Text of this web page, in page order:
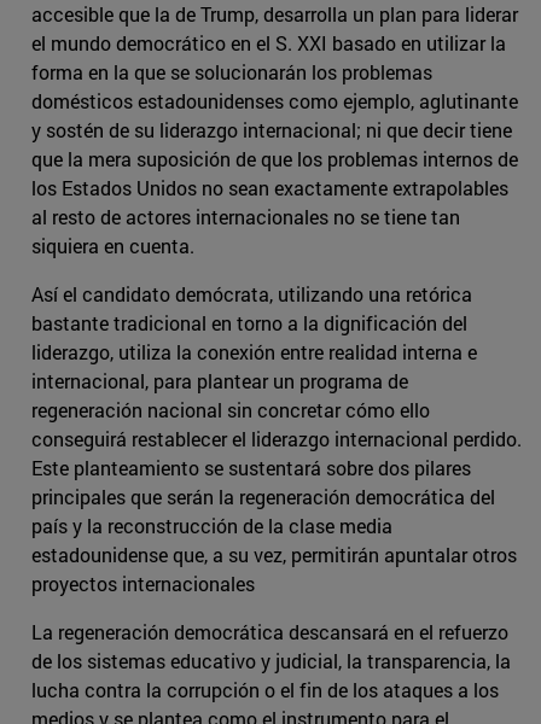
accesible que la de Trump, desarrolla un plan para liderar
el mundo democrático en el S. XXI basado en utilizar la
forma en la que se solucionarán los problemas
domésticos estadounidenses como ejemplo, aglutinante
y sostén de su liderazgo internacional; ni que decir tiene
que la mera suposición de que los problemas internos de
los Estados Unidos no sean exactamente extrapolables
al resto de actores internacionales no se tiene tan
siquiera en cuenta.
Así el candidato demócrata, utilizando una retórica
bastante tradicional en torno a la dignificación del
liderazgo, utiliza la conexión entre realidad interna e
internacional, para plantear un programa de
regeneración nacional sin concretar cómo ello
conseguirá restablecer el liderazgo internacional perdido.
Este planteamiento se sustentará sobre dos pilares
principales que serán la regeneración democrática del
país y la reconstrucción de la clase media
estadounidense que, a su vez, permitirán apuntalar otros
proyectos internacionales
La regeneración democrática descansará en el refuerzo
de los sistemas educativo y judicial, la transparencia, la
lucha contra la corrupción o el fin de los ataques a los
medios y se plantea como el instrumento para el